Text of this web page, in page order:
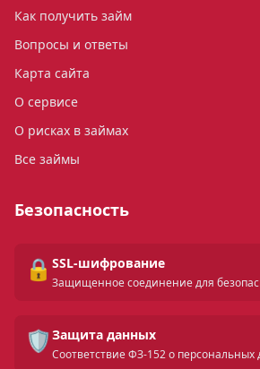
Как получить займ
Вопросы и ответы
Карта сайта
О сервисе
О рисках в займах
Все займы
Безопасность
🔒 SSL-шифрование
Защищенное соединение для
🛡️ Защита данных
Соответствие ФЗ-152 о персональных